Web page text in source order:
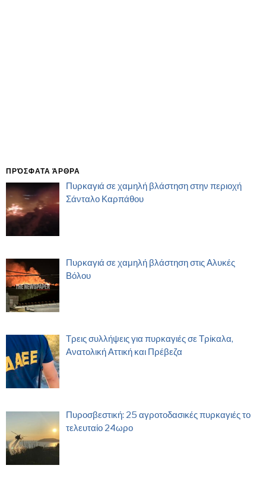
ΠΡΌΣΦΑΤΑ ΆΡΘΡΑ
Πυρκαγιά σε χαμηλή βλάστηση στην περιοχή
Σάνταλο Καρπάθου
Πυρκαγιά σε χαμηλή βλάστηση στις Αλυκές
Βόλου
Τρεις συλλήψεις για πυρκαγιές σε Τρίκαλα,
Ανατολική Αττική και Πρέβεζα
Πυροσβεστική: 25 αγροτοδασικές πυρκαγιές το
τελευταίο 24ωρο